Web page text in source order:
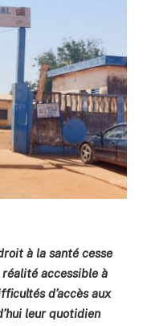
à la santé cesse
réalité accessible à
d’accès aux
leur quotidien